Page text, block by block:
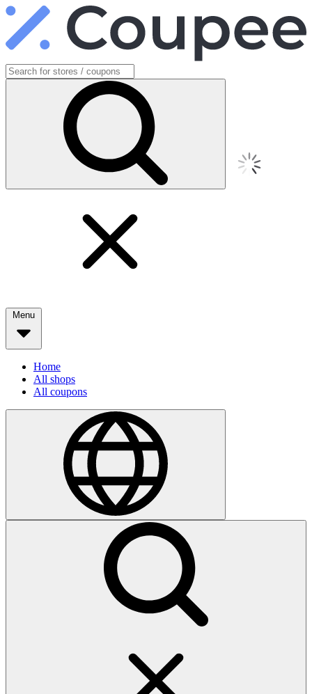
Menu
Home
All shops
All coupons